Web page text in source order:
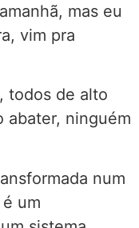
mas eu
vim pra
todos de alto
abater, ninguém
num
é um